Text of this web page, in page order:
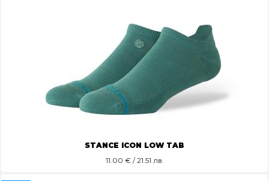
STANCE ICON LOW TAB
11.00 € / 21.51 лв.